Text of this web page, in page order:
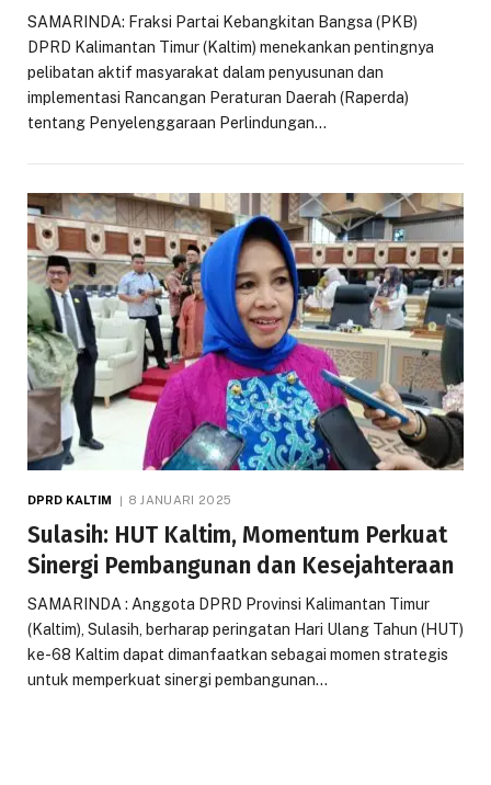
SAMARINDA: Fraksi Partai Kebangkitan Bangsa (PKB)
DPRD Kalimantan Timur (Kaltim) menekankan pentingnya
pelibatan aktif masyarakat dalam penyusunan dan
implementasi Rancangan Peraturan Daerah (Raperda)
tentang Penyelenggaraan Perlindungan…
DPRD KALTIM 8 JANUARI 2025
Sulasih: HUT Kaltim, Momentum Perkuat
Sinergi Pembangunan dan Kesejahteraan
SAMARINDA : Anggota DPRD Provinsi Kalimantan Timur
(Kaltim), Sulasih, berharap peringatan Hari Ulang Tahun (HUT)
ke-68 Kaltim dapat dimanfaatkan sebagai momen strategis
untuk memperkuat sinergi pembangunan…